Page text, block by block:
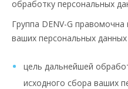
обработку персональных
Группа DENV-G
ваших персональных
цель дальнейшей
исходного сбора ваших